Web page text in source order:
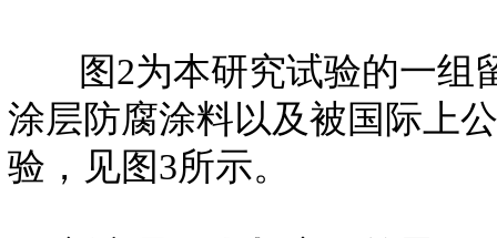
图2为本研究试验的一组
涂层防腐涂料以及被国际上
验，见图3所示。